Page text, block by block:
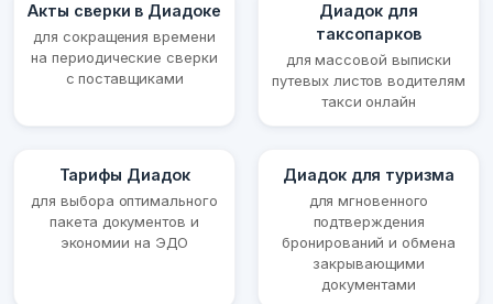
Акты сверки в Диадоке
для сокращения времени
на периодические сверки
с поставщиками
Диадок для
таксопарков
для массовой выписки
путевых листов водителям
такси онлайн
Тарифы Диадок
для выбора оптимального
пакета документов и
экономии на ЭДО
Диадок для туризма
для мгновенного
подтверждения
бронирований и обмена
закрывающими
документами